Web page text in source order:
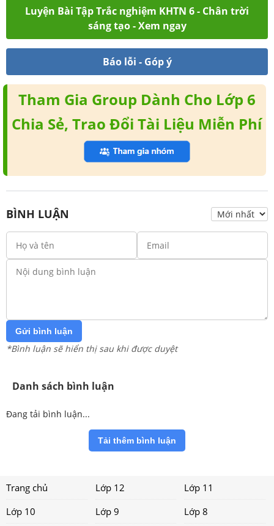
Luyện Bài Tập Trắc nghiệm KHTN 6 - Chân trời
sáng tạo - Xem ngay
Báo lỗi - Góp ý
Tham Gia Group Dành Cho Lớp 6
Chia Sẻ, Trao Đổi Tài Liệu Miễn Phí
BÌNH LUẬN
Gửi bình luận
*Bình luận sẽ hiển thị sau khi được duyệt
Danh sách bình luận
Đang tải bình luận...
Tải thêm bình luận
Trang chủ Lớp 12
Lớp 11
Lớp 10
Lớp 9 Lớp 8